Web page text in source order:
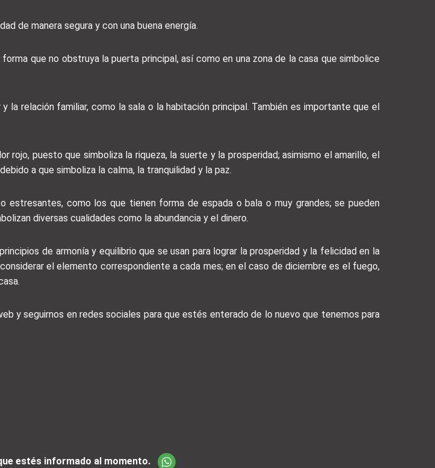
de manera segura y con una buena energía.
que no obstruya la puerta principal, así como en una zona de la casa que simbolice
relación familiar, como la sala o la habitación principal. También es importante que el
puesto que simboliza la riqueza, la suerte y la prosperidad; asimismo el amarillo, el
a que simboliza la calma, la tranquilidad y la paz.
como los que tienen forma de espada o bala o muy grandes; se pueden
diversas cualidades como la abundancia y el dinero.
de armonía y equilibrio que se usan para lograr la prosperidad y la felicidad en la
el elemento correspondiente a cada mes; en el caso de diciembre es el fuego,
y seguirnos en redes sociales para que estés enterado de lo nuevo que tenemos para
estés informado al momento.